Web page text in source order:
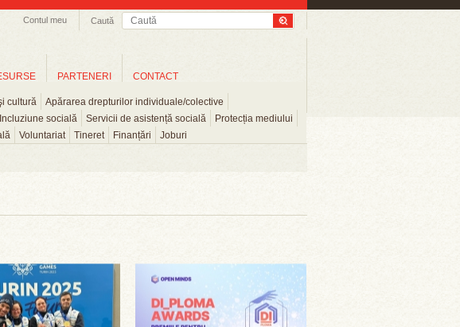
Caută
Contul meu
cultură
Apărarea drepturilor individuale/colective
Incluziune socială Servicii de asistență socială
Protecția mediului
Voluntariat Tineret Finanțări Joburi
PARTENERI CONTACT